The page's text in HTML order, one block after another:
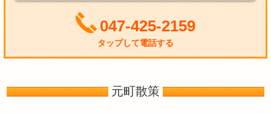
047-425-2159
タップして電話する
元町散策